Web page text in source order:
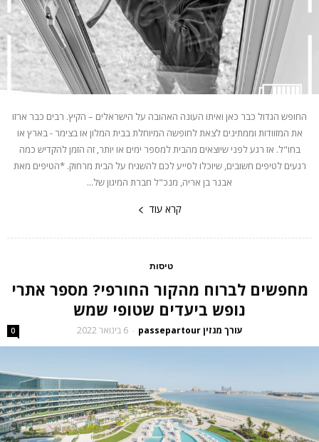
החופש הגדול כבר כאן ואיתו העונה האהובה על הישראלים – הקיץ. רבים כבר ארזו
את המזוודות וממתינים לצאת לחופשה המיוחלת בבית המלון או בצימר - בארץ או
בחו"ל. אז רגע לפני שיוצאים מהבית למספר ימים או יותר, זה הזמן להקדיש כמה
רגעים לטיפים חשובים, שיוכלו לסייע לכם להשגיח על הבית מרחוק. *הטיפים מאת
אבנר בן אריה, מנכ"ל חברת המיגון של...
קרא עוד
טיסות
מחפשים לברוח מהקור החורפי? מספר אתרי
נופש ביעדים שטופי שמש
עורך מגזין passepartour - 6 בינואר 2022 0